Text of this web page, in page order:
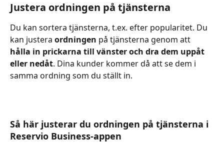
Justera ordningen på tjänsterna
Du kan sortera tjänsterna, t.ex. efter popularitet. Du
kan justera ordningen på tjänsterna genom att
hålla in prickarna till vänster och dra dem uppåt
eller nedåt. Dina kunder kommer då att se dem i
samma ordning som du ställt in.
Så här justerar du ordningen på tjänsterna i
Reservio Business-appen